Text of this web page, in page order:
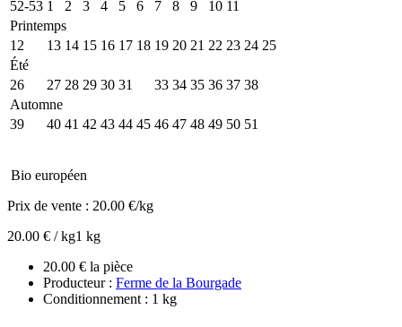
52-53 1 2 3 4 5 6 7 8 9 10 11
Printemps
12
13 14 15 16 17 18 19 20 21 22 23 24 25
Été
26
27 28 29 30 31 33 34 35 36 37 38
Automne
39
40 41 42 43 44 45 46 47 48 49 50 51
Bio européen
Prix de vente : 20.00 €/kg
20.00 € / kg1 kg
20.00 € la pièce
Producteur : Ferme de la Bourgade
Conditionnement : 1 kg